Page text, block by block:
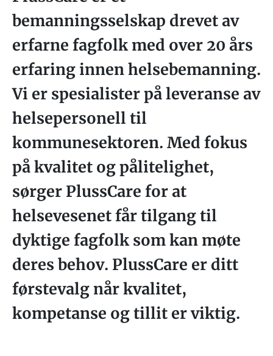
bemanningsselskap drevet av
erfarne fagfolk med over 20 års
erfaring innen helsebemanning.
Vi er spesialister på leveranse av
helsepersonell til
kommunesektoren. Med fokus
på kvalitet og pålitelighet,
sørger PlussCare for at
helsevesenet får tilgang til
dyktige fagfolk som kan møte
deres behov. PlussCare er ditt
førstevalg når kvalitet,
kompetanse og tillit er viktig.